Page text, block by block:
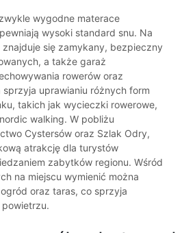
wygodne materace
wysoki standard snu. Na
się zamykany, bezpieczny
a także garaż
rowerów oraz
uprawianiu różnych form
takich jak wycieczki rowerowe,
walking. W pobliżu
Cystersów oraz Szlak Odry,
atrakcję dla turystów
zabytków regionu. Wśród
na miejscu wymienić można
oraz taras, co sprzyja